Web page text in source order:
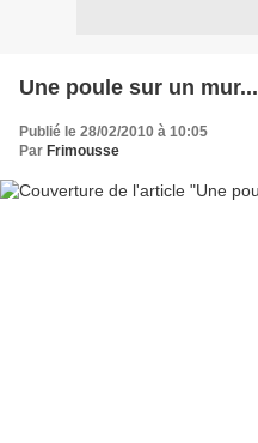
Une poule sur un mur...
Publié le 28/02/2010 à 10:05
Par Frimousse